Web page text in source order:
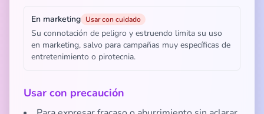
En marketing Usar con cuidado
Su connotación de peligro y estruendo limita su uso
en marketing, salvo para campañas muy específicas de
entretenimiento o pirotecnia.
Usar con precaución